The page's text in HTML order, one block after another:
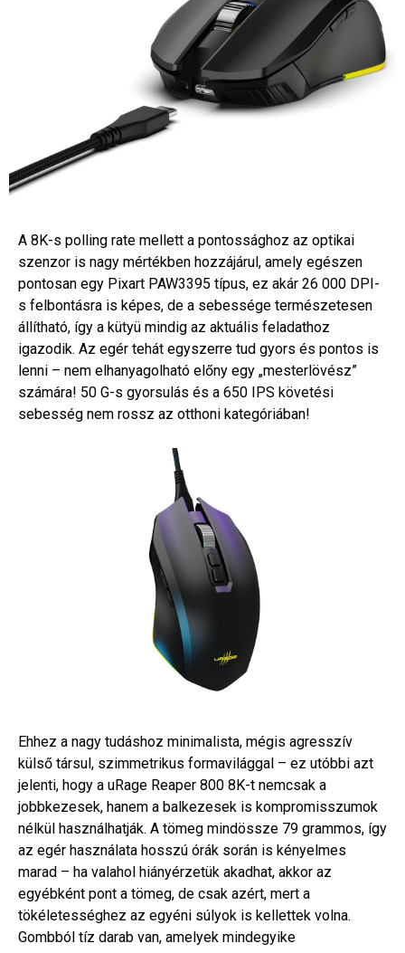
A 8K-s polling rate mellett a pontossághoz az optikai
szenzor is nagy mértékben hozzájárul, amely egészen
pontosan egy Pixart PAW3395 típus, ez akár 26 000 DPI-
s felbontásra is képes, de a sebessége természetesen
állítható, így a kütyü mindig az aktuális feladathoz
igazodik. Az egér tehát egyszerre tud gyors és pontos is
lenni – nem elhanyagolható előny egy „mesterlövész”
számára! 50 G-s gyorsulás és a 650 IPS követési
sebesség nem rossz az otthoni kategóriában!
Ehhez a nagy tudáshoz minimalista, mégis agresszív
külső társul, szimmetrikus formavilággal – ez utóbbi azt
jelenti, hogy a uRage Reaper 800 8K-t nemcsak a
jobbkezesek, hanem a balkezesek is kompromisszumok
nélkül használhatják. A tömeg mindössze 79 grammos, így
az egér használata hosszú órák során is kényelmes
marad – ha valahol hiányérzetük akadhat, akkor az
egyébként pont a tömeg, de csak azért, mert a
tökéletességhez az egyéni súlyok is kellettek volna.
Gombból tíz darab van, amelyek mindegyike